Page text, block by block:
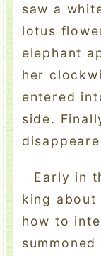
saw a
lotus
elephant
her
entered
side.
Early in
king about
how to